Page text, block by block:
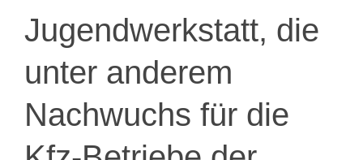
Jugendwerkstatt, die
unter anderem
Nachwuchs für die